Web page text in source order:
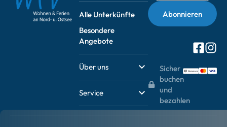
Alle Unterkünfte
Besondere
Angebote
Über uns
Service
Sicher
buchen
und
bezahlen